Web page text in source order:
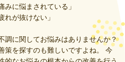
みに悩まされている」
れが抜けない」
調に関してお悩みはありませんか？
を探すのも難しいですよね。 今